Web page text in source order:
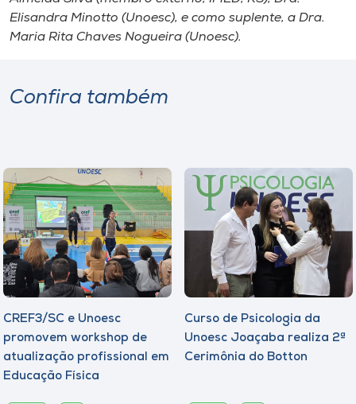
Elisandra Minotto (Unoesc), e como suplente, a Dra.
Maria Rita Chaves Nogueira (Unoesc).
Confira também
CREF3/SC e Unoesc
promovem workshop de
atualização profissional em
Educação Física
Curso de Psicologia da
Unoesc Joaçaba realiza 2ª
Cerimônia do Botton